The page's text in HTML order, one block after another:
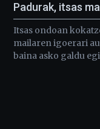
Padurak, itsas
Itsas ondoan
mailaren igoerari
baina asko galdu